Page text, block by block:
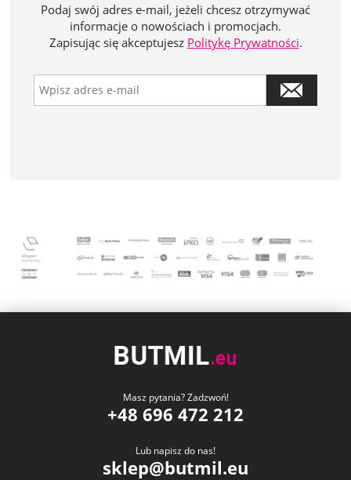
Podaj swój adres e-mail, jeżeli chcesz otrzymywać
informacje o nowościach i promocjach.
Zapisując się akceptujesz Politykę Prywatności.
Masz pytania? Zadzwoń!
+48 696 472 212
Lub napisz do nas!
sklep@butmil.eu